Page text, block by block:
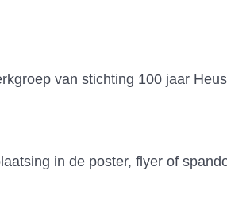
van stichting 100 jaar
in de poster, flyer of